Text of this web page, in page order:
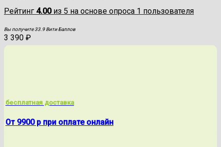
Рейтинг 4.00из 5 на основе опроса 1 пользователя
Вы получите 33.9 Вити Баллов
3 390 ₽
бесплатная доставка
От 9900 р при оплате онлайн